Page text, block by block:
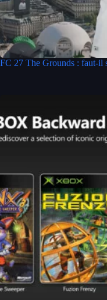
FC 27 The Grounds : faut-il